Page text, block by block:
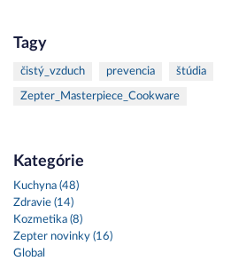
Tagy
čistý_vzduch prevencia štúdia
Zepter_Masterpiece_Cookware
Kategórie
Kuchyna (48)
Zdravie (14)
Kozmetika (8)
Zepter novinky (16)
Global